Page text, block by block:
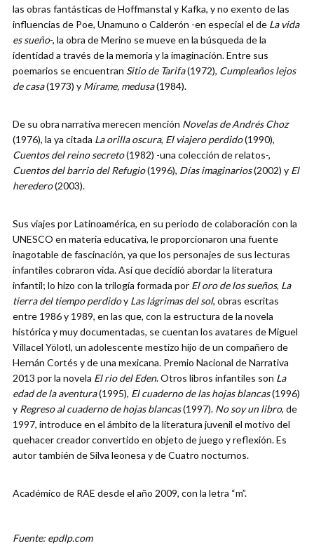
las obras fantásticas de Hoffmanstal y Kafka, y no exento de las
influencias de Poe, Unamuno o Calderón -en especial el de La vida
es sueño-, la obra de Merino se mueve en la búsqueda de la
identidad a través de la memoria y la imaginación. Entre sus
poemarios se encuentran Sitio de Tarifa(1972), Cumpleaños lejos
de casa(1973) y Mírame, medusa(1984).
De su obra narrativa merecen mención Novelas de Andrés Choz
(1976), la ya citada La orilla oscura, El viajero perdido(1990),
Cuentos del reino secreto(1982) -una colección de relatos-,
Cuentos del barrio del Refugio(1996), Días imaginarios(2002) y El
heredero(2003).
Sus viajes por Latinoamérica, en su periodo de colaboración con la
UNESCO en materia educativa, le proporcionaron una fuente
inagotable de fascinación, ya que los personajes de sus lecturas
infantiles cobraron vida. Así que decidió abordar la literatura
infantil; lo hizo con la trilogía formada por El oro de los sueños, La
tierra del tiempo perdidoy Las lágrimas del sol, obras escritas
entre 1986 y 1989, en las que, con la estructura de la novela
histórica y muy documentadas, se cuentan los avatares de Miguel
Villacel Yölotl, un adolescente mestizo hijo de un compañero de
Hernán Cortés y de una mexicana. Premio Nacional de Narrativa
2013 por la novela El rio del Eden. Otros libros infantiles son La
edad de la aventura(1995), El cuaderno de las hojas blancas(1996)
y Regreso al cuaderno de hojas blancas(1997). No soy un libro, de
1997, introduce en el ámbito de la literatura juvenil el motivo del
quehacer creador convertido en objeto de juego y reflexión. Es
autor también de Silva leonesa y de Cuatro nocturnos.
Académico de RAE desde el año 2009, con la letra “m”.
Fuente: epdlp.com